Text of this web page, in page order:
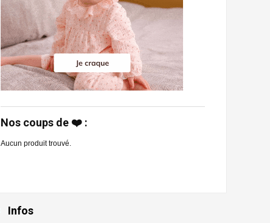
Nos coups de ❤️ :
Aucun produit trouvé.
Infos